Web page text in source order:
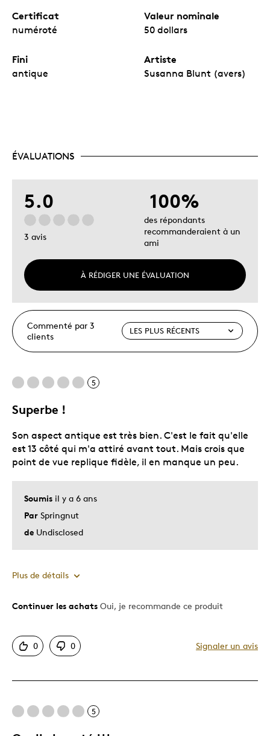
Certificat
numéroté
Valeur nominale
50 dollars
Fini
antique
Artiste
Susanna Blunt (avers)
ÉVALUATIONS
5.0
3 avis
À RÉDIGER UNE ÉVALUATION
100%
des répondants
recommanderaient à un
ami
Commenté par 3
clients
5
Superbe !
Soumis il y a 6 ans
Par Springnut
de Undisclosed
Son aspect antique est très bien. C'est le fait qu'elle
est 13 côté qui m'a attiré avant tout. Mais crois que
point de vue replique fidèle, il en manque un peu.
Plus de détails
Le pour
Continuer les achats Oui, je recommande ce produit
0 0 Signaler un avis
5